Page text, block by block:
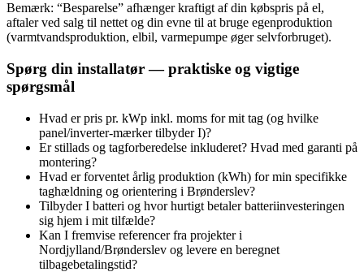
Bemærk: “Besparelse” afhænger kraftigt af din købspris på el,
aftaler ved salg til nettet og din evne til at bruge egenproduktion
(varmtvandsproduktion, elbil, varmepumpe øger selvforbruget).
Spørg din installatør — praktiske og vigtige
spørgsmål
Hvad er pris pr. kWp inkl. moms for mit tag (og hvilke
panel/inverter‑mærker tilbyder I)?
Er stillads og tagforberedelse inkluderet? Hvad med garanti på
montering?
Hvad er forventet årlig produktion (kWh) for min specifikke
taghældning og orientering i Brønderslev?
Tilbyder I batteri og hvor hurtigt betaler batteriinvesteringen
sig hjem i mit tilfælde?
Kan I fremvise referencer fra projekter i
Nordjylland/Brønderslev og levere en beregnet
tilbagebetalingstid?